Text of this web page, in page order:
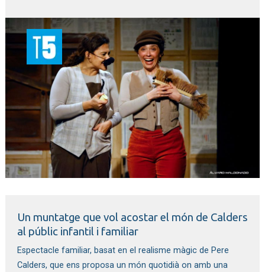
Un muntatge que vol acostar el món de Calders
al públic infantil i familiar
Espectacle familiar, basat en el realisme màgic de Pere
Calders, que ens proposa un món quotidià on amb una